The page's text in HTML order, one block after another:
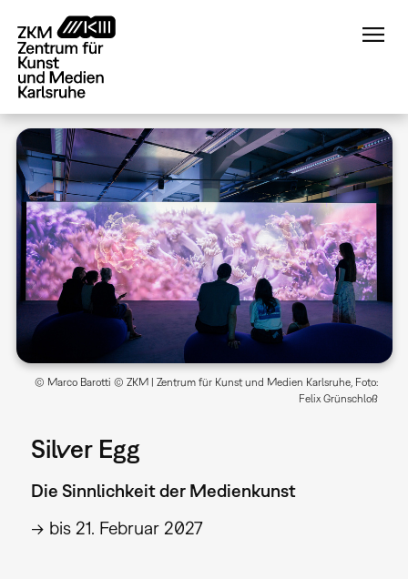
zum
Inhalt
© Marco Barotti © ZKM | Zentrum für Kunst und Medien Karlsruhe, Foto:
Felix Grünschloß
Silver Egg
Die Sinnlichkeit der Medienkunst
→ bis 21. Februar 2027